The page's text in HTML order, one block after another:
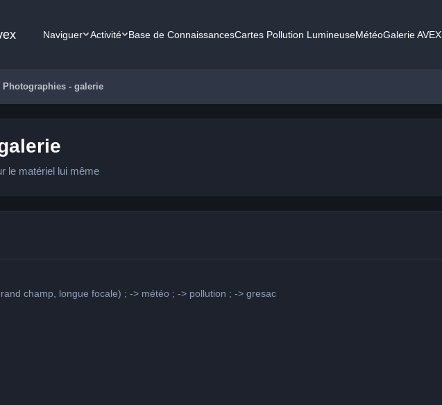
Naviguer Activité Base de ConnaissancesCartes Pollution LumineuseMétéoGalerie AVEX
Photographies - galerie
le matériel lui même
champ, longue focale) ; -> météo ; -> pollution ; -> gresac